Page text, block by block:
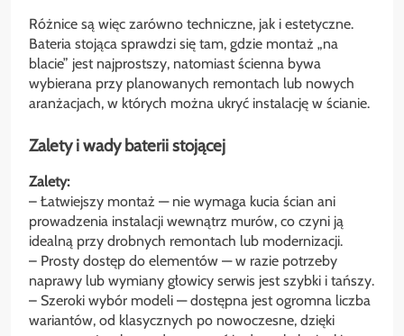
Różnice są więc zarówno techniczne, jak i estetyczne.
Bateria stojąca sprawdzi się tam, gdzie montaż „na
blacie” jest najprostszy, natomiast ścienna bywa
wybierana przy planowanych remontach lub nowych
aranżacjach, w których można ukryć instalację w ścianie.
Zalety i wady baterii stojącej
Zalety:
– Łatwiejszy montaż — nie wymaga kucia ścian ani
prowadzenia instalacji wewnątrz murów, co czyni ją
idealną przy drobnych remontach lub modernizacji.
– Prosty dostęp do elementów — w razie potrzeby
naprawy lub wymiany głowicy serwis jest szybki i tańszy.
– Szeroki wybór modeli — dostępna jest ogromna liczba
wariantów, od klasycznych po nowoczesne, dzięki